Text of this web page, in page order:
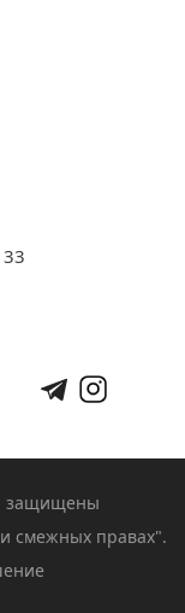
защищены
смежных правах".